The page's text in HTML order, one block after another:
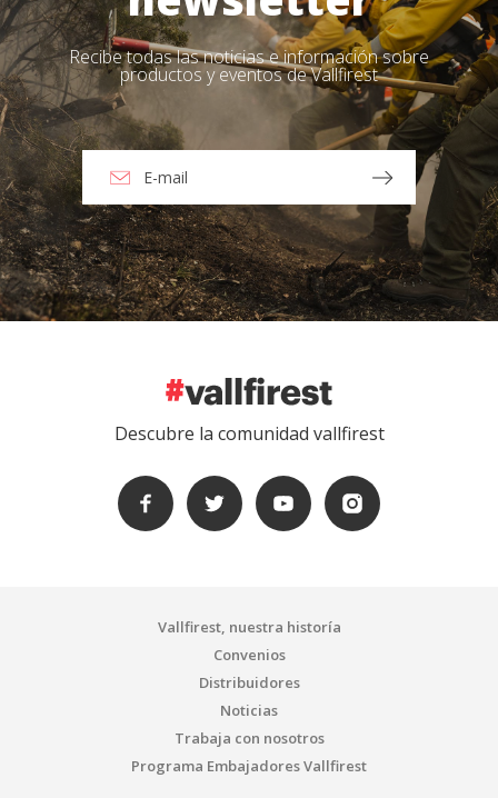
Recibe todas las noticias e información sobre
productos y eventos de Vallfirest
Descubre la comunidad vallfirest
Vallfirest, nuestra historía
Convenios
Distribuidores
Noticias
Trabaja con nosotros
Programa Embajadores Vallfirest